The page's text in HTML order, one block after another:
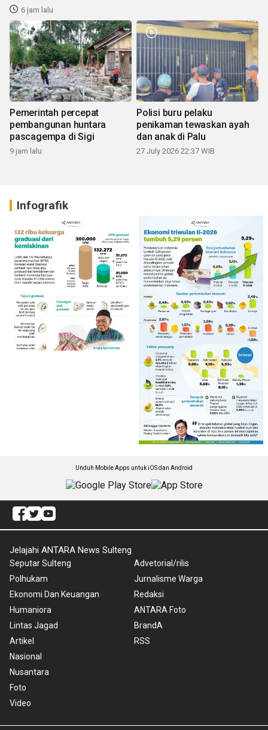
6 jam lalu
Pemerintah percepat
pembangunan huntara
pascagempa di Sigi
9 jam lalu
Polisi buru pelaku
penikaman tewaskan ayah
dan anak di Palu
27 July 2026 22:37 WIB
Infografik
Unduh Mobile Apps untuk iOS dan Android
Jelajahi ANTARA News Sulteng
Seputar Sulteng
Polhukam
Ekonomi Dan Keuangan
Humaniora
Lintas Jagad
Artikel
Nasional
Nusantara
Foto
Video
Advetorial/rilis
Jurnalisme Warga
Redaksi
ANTARA Foto
BrandA
RSS